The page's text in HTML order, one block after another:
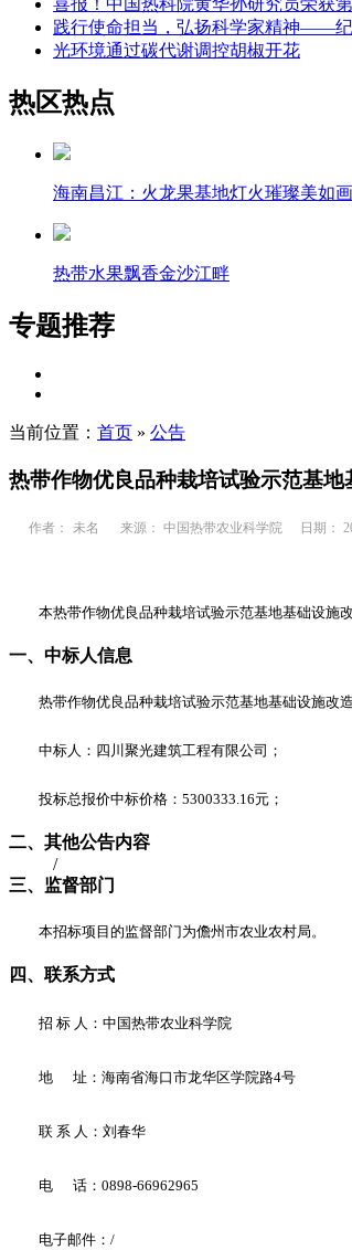
践行使命担当，弘扬科学家精神——纪
光环境通过碳代谢调控胡椒开花
热区热点
海南昌江：火龙果基地灯火璀璨美如画
热带水果飘香金沙江畔
专题推荐
当前位置： 首页 » 公告
热带作物优良品种栽培试验示范基
作者： 未名 来源： 中国热带农业科学院 日期：
本热带作物优良品种栽培试验示范基地基础设施
一、中标人信息
热带作物优良品种栽培试验示范基地基础设施改
中标人 ：四川聚光建筑工程有限公司 ；
投标总报价中标价格 ： 5300333.16元 ；
二、其他公告内容
/
三、监督部门
本招标项目的监督部门为儋州市农业农村局。
四、联系方式
招 标 人 ： 中国热带农业科学院
地 址 ： 海南省海口市龙华区学院路4号
联 系 人 ： 刘春华
电 话 ： 0898-66962965
电子邮件 ： /